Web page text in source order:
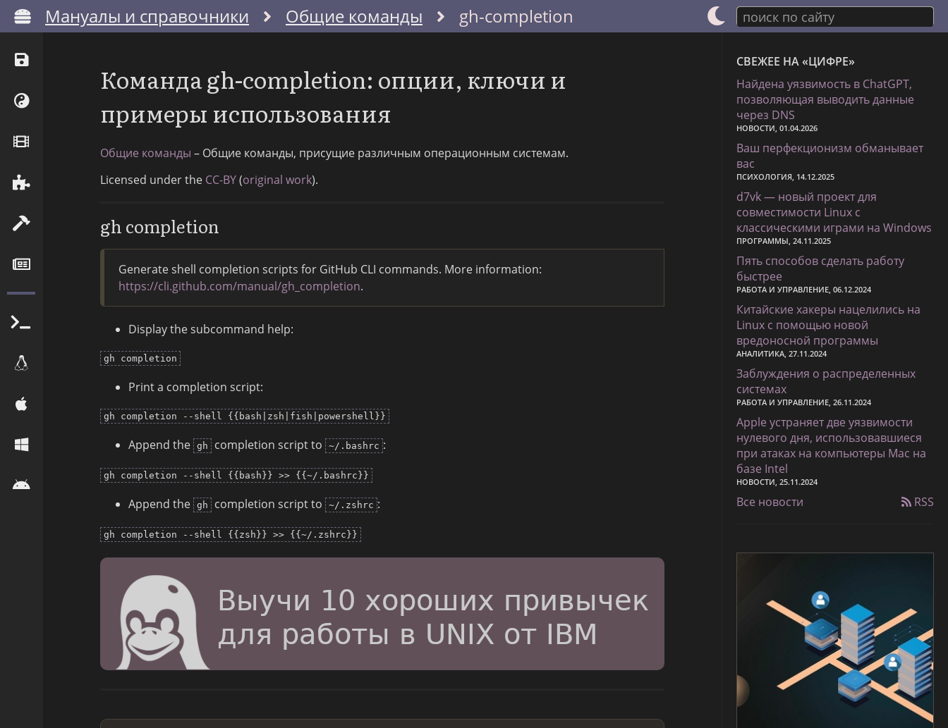
Мануалы и справочники Общие команды gh-completion поиск по сайту
Команда gh-completion: опции, ключи и
примеры использования
Общие команды – Общие команды, присущие различным операционным системам.
Licensed under the CC-BY(original work).
gh completion
Generate shell completion scripts for GitHub CLI commands. More information:
https://cli.github.com/manual/gh_completion.
Display the subcommand help:
gh completion
Print a completion script:
gh completion --shell {{bash|zsh|fish|powershell}}
Append the gh completion script to ~/.bashrc :
gh completion --shell {{bash}} >> {{~/.bashrc}}
Append the gh completion script to ~/.zshrc :
gh completion --shell {{zsh}} >> {{~/.zshrc}}
СВЕЖЕЕ НА «ЦИФРЕ»
Найдена уязвимость в ChatGPT,
позволяющая выводить данные
через DNS
НОВОСТИ, 01.04.2026
Ваш перфекционизм обманывает
вас
ПСИХОЛОГИЯ, 14.12.2025
d7vk — новый проект для
совместимости Linux с
классическими играми на Windows
ПРОГРАММЫ, 24.11.2025
Пять способов сделать работу
быстрее
РАБОТА И УПРАВЛЕНИЕ, 06.12.2024
Китайские хакеры нацелились на
Linux с помощью новой
вредоносной программы
АНАЛИТИКА, 27.11.2024
Заблуждения о распределенных
системах
РАБОТА И УПРАВЛЕНИЕ, 26.11.2024
Apple устраняет две уязвимости
нулевого дня, использовавшиеся
при атаках на компьютеры Mac на
базе Intel
НОВОСТИ, 25.11.2024
Все новости RSS